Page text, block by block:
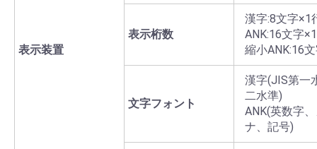
表示装置
表示桁数
漢字:8文字×1
ANK:16文字
縮小ANK:16
文字フォント
漢字(JIS第一
二水準)
ANK(英数字
ナ、記号)